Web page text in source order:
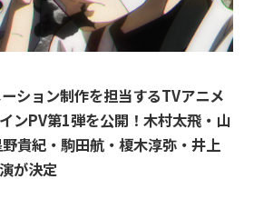
ション制作を担当するTVアニメ
ンPV第1弾を公開！⽊村太⾶・⼭
貴紀・駒⽥航・榎⽊淳弥・井上
が決定